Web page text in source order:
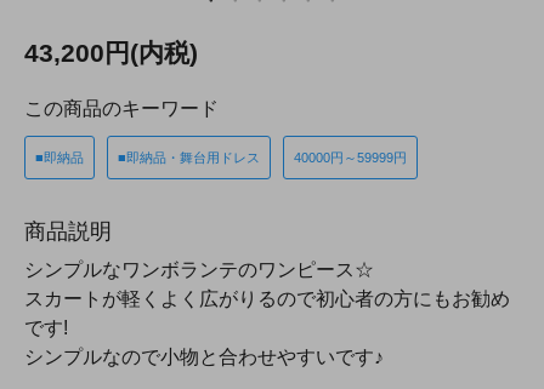
43,200円(内税)
この商品のキーワード
■即納品 ■即納品・舞台用ドレス 40000円～59999円
商品説明
シンプルなワンボランテのワンピース☆
スカートが軽くよく広がりるので初心者の方にもお勧め
です!
シンプルなので小物と合わせやすいです♪